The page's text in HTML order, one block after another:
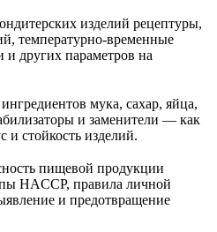
изделий рецептуры,
температурно-временные
других параметров на
мука, сахар, яйца,
и заменители — как
и стойкость изделий.
пищевой продукции
HACCP, правила личной
и предотвращение